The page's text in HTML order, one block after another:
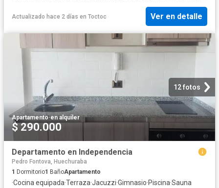
Actualizado hace 2 días en Toctoc Ver en detalle
12 fotos
Apartamento·en alquiler
$ 290.000
Departamento en Independencia
Pedro Fontova, Huechuraba
1 Dormitorio1 BañoApartamento
·Cocina equipada·Terraza·Jacuzzi·Gimnasio·Piscina·Sauna